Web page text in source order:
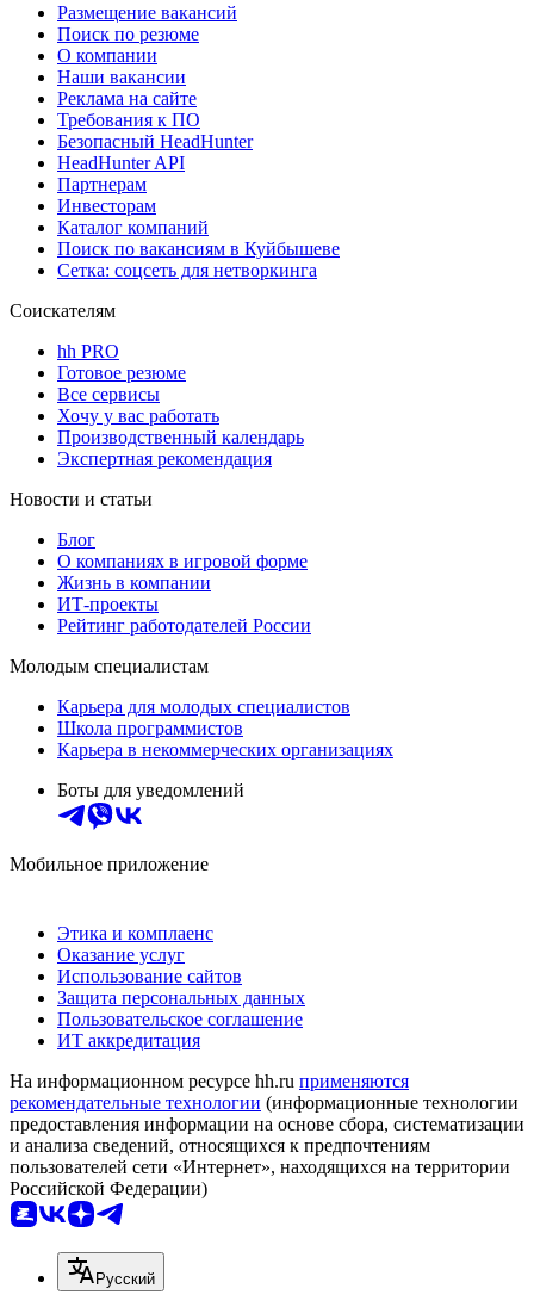
Размещение вакансий
Поиск по резюме
О компании
Наши вакансии
Реклама на сайте
Требования к ПО
Безопасный HeadHunter
HeadHunter API
Партнерам
Инвесторам
Каталог компаний
Поиск по вакансиям в Куйбышеве
Сетка: соцсеть для нетворкинга
Соискателям
hh PRO
Готовое резюме
Все сервисы
Хочу у вас работать
Производственный календарь
Экспертная рекомендация
Новости и статьи
Блог
О компаниях в игровой форме
Жизнь в компании
ИТ-проекты
Рейтинг работодателей России
Молодым специалистам
Карьера для молодых специалистов
Школа программистов
Карьера в некоммерческих организациях
Боты для уведомлений
Мобильное приложение
Этика и комплаенс
Оказание услуг
Использование сайтов
Защита персональных данных
Пользовательское соглашение
ИТ аккредитация
На информационном ресурсе hh.ru применяются
рекомендательные технологии (информационные технологии
предоставления информации на основе сбора, систематизации
и анализа сведений, относящихся к предпочтениям
пользователей сети «Интернет», находящихся на территории
Российской Федерации)
Русский